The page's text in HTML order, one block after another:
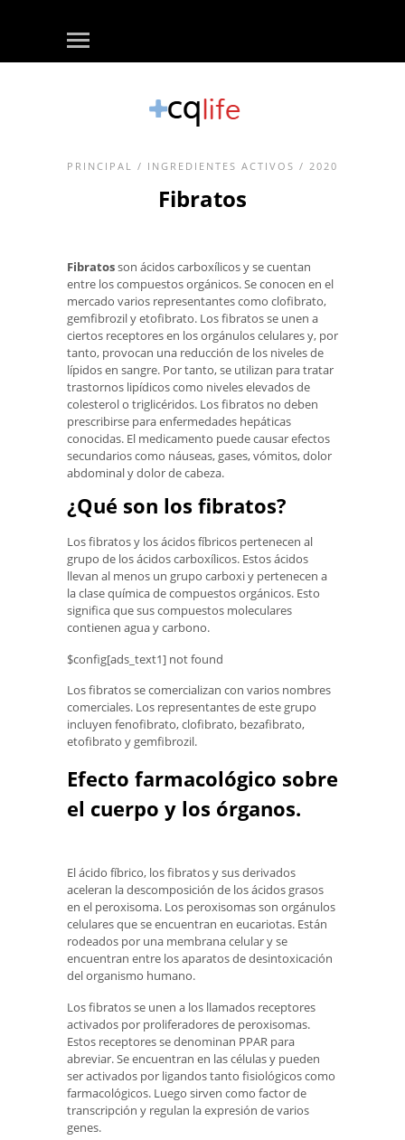
PRINCIPAL / INGREDIENTES ACTIVOS / 2020
Fibratos
Fibratosson ácidos carboxílicos y se cuentan
entre los compuestos orgánicos. Se conocen en el
mercado varios representantes como clofibrato,
gemfibrozil y etofibrato. Los fibratos se unen a
ciertos receptores en los orgánulos celulares y, por
tanto, provocan una reducción de los niveles de
lípidos en sangre. Por tanto, se utilizan para tratar
trastornos lipídicos como niveles elevados de
colesterol o triglicéridos. Los fibratos no deben
prescribirse para enfermedades hepáticas
conocidas. El medicamento puede causar efectos
secundarios como náuseas, gases, vómitos, dolor
abdominal y dolor de cabeza.
¿Qué son los fibratos?
Los fibratos y los ácidos fíbricos pertenecen al
grupo de los ácidos carboxílicos. Estos ácidos
llevan al menos un grupo carboxi y pertenecen a
la clase química de compuestos orgánicos. Esto
significa que sus compuestos moleculares
contienen agua y carbono.
$config[ads_text1] not found
Los fibratos se comercializan con varios nombres
comerciales. Los representantes de este grupo
incluyen fenofibrato, clofibrato, bezafibrato,
etofibrato y gemfibrozil.
Efecto farmacológico sobre
el cuerpo y los órganos.
El ácido fíbrico, los fibratos y sus derivados
aceleran la descomposición de los ácidos grasos
en el peroxisoma. Los peroxisomas son orgánulos
celulares que se encuentran en eucariotas. Están
rodeados por una membrana celular y se
encuentran entre los aparatos de desintoxicación
del organismo humano.
Los fibratos se unen a los llamados receptores
activados por proliferadores de peroxisomas.
Estos receptores se denominan PPAR para
abreviar. Se encuentran en las células y pueden
ser activados por ligandos tanto fisiológicos como
farmacológicos. Luego sirven como factor de
transcripción y regulan la expresión de varios
genes.